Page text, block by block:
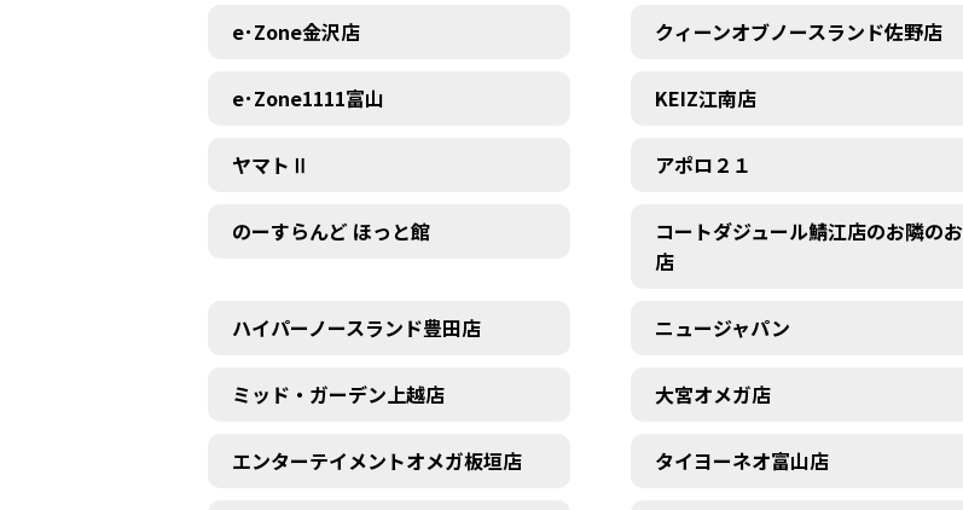
e･Zone金沢店 クィーンオブノースランド佐野店
e･Zone1111富山 KEIZ江南店
ヤマトⅡ アポロ２１
のーすらんど ほっと館
コートダジュール鯖江店のお隣のお
店
ハイパーノースランド豊田店 ニュージャパン
ミッド・ガーデン上越店 大宮オメガ店
エンターテイメントオメガ板垣店 タイヨーネオ富山店